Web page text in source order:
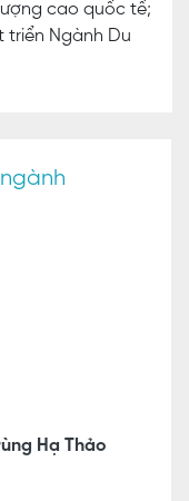
cao quốc tế;
Ngành Du
Hạ Thảo